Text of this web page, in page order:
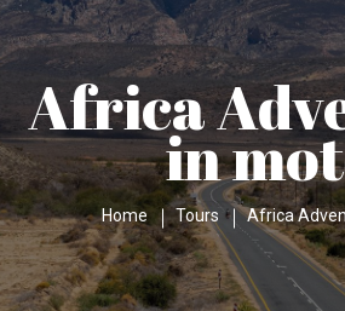
Africa
in
Home Tours Africa